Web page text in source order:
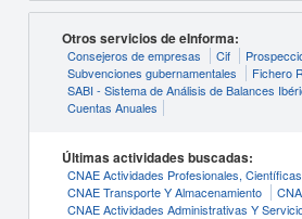
Otros servicios de eInforma:
Consejeros de empresas Cif
Subvenciones gubernamentales
Fichero
SABI - Sistema de Análisis de Balances
Cuentas Anuales
Últimas actividades buscadas:
CNAE Actividades Profesionales,
CNAE Transporte Y Almacenamiento
CNAE Actividades Administrativas Y